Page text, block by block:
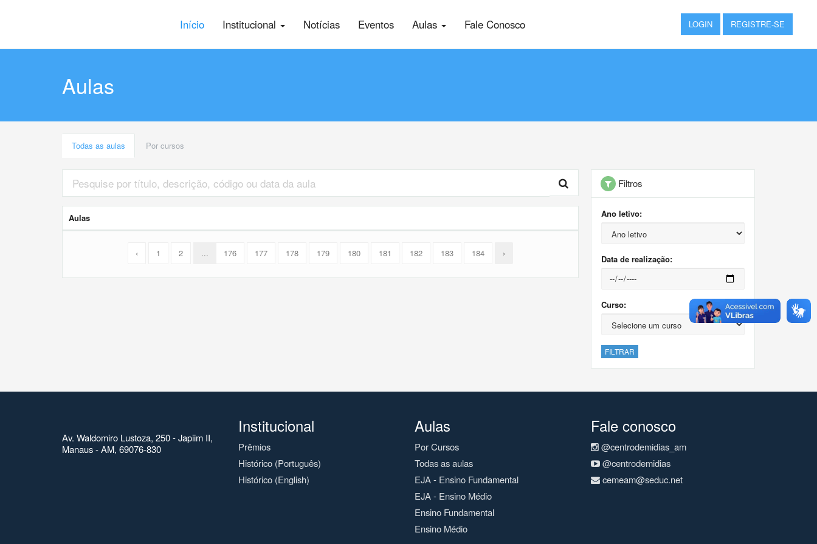
Início Institucional Notícias Eventos Aulas Fale Conosco LOGIN REGISTRE-SE
Aulas
Todas as aulas Por cursos
Aulas
‹ 1 2 ... 176 177 178 179 180 181 182 183 184 ›
Filtros
Ano letivo:
Data de realização:
Curso:
FILTRAR
Av. Waldomiro Lustoza, 250 - Japiim II,
Manaus - AM, 69076-830
Institucional
Prêmios
Histórico (Português)
Histórico (English)
Aulas
Por Cursos
Todas as aulas
EJA - Ensino Fundamental
EJA - Ensino Médio
Ensino Fundamental
Ensino Médio
Fale conosco
@centrodemidias_am
@centrodemidias
cemeam@seduc.net